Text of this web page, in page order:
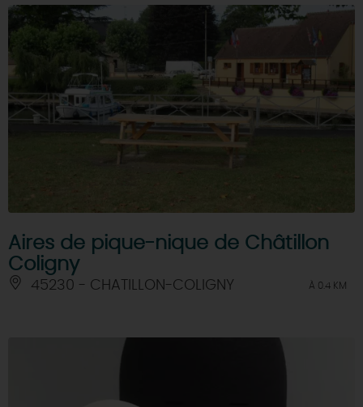
Aires de pique-nique de Châtillon
Coligny
45230 - CHATILLON-COLIGNY À 0.4 KM